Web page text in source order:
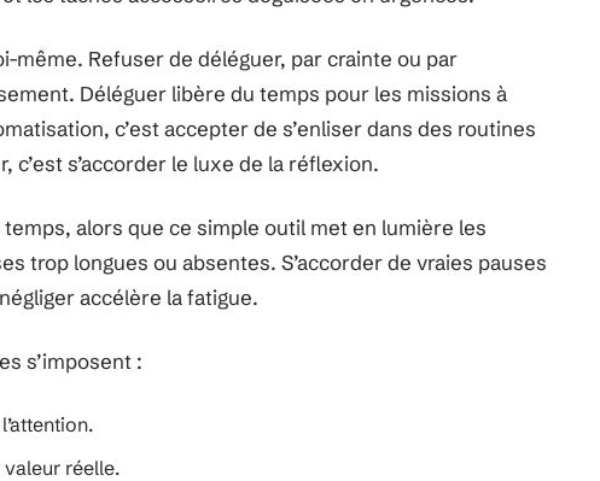
même. Refuser de déléguer, par crainte ou par
Déléguer libère du temps pour les missions à
c’est accepter de s’enliser dans des routines
s’accorder le luxe de la réflexion.
alors que ce simple outil met en lumière les
trop longues ou absentes. S’accorder de vraies pauses
accélère la fatigue.
s’imposent :
réelle.